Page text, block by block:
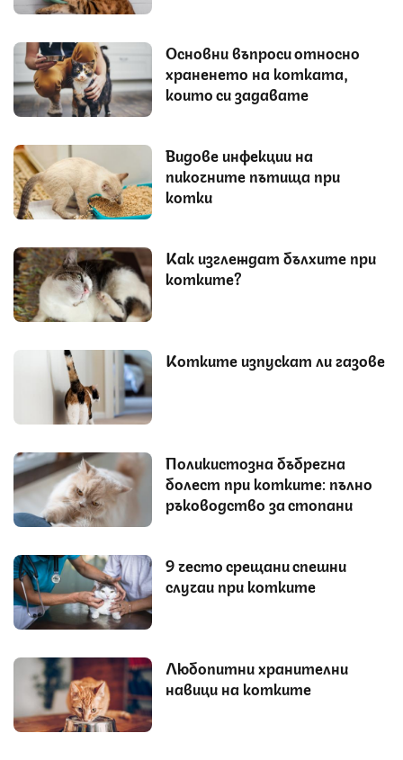
Основни въпроси относно
храненето на котката,
които си задавате
Видове инфекции на
пикочните пътища при
котки
Как изглеждат бълхите при
котките?
Котките изпускат ли газове
Поликистозна бъбречна
болест при котките: пълно
ръководство за стопани
9 често срещани спешни
случаи при котките
Любопитни хранителни
навици на котките